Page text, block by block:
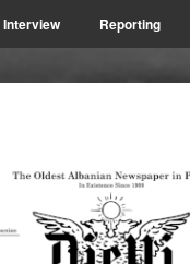
Interview Reporting